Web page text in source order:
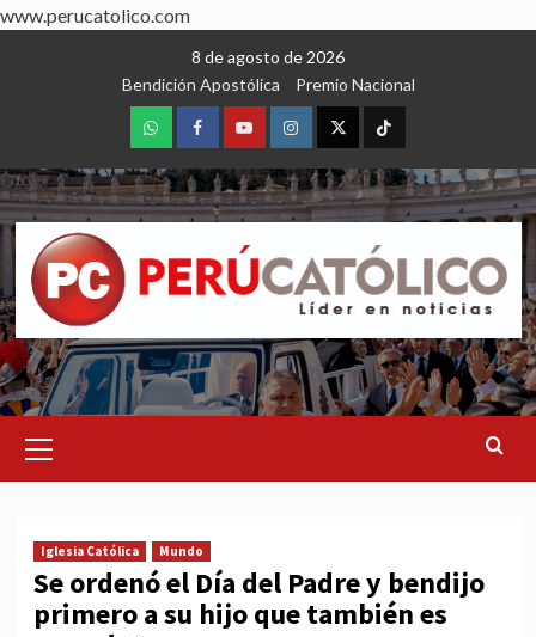
www.perucatolico.com
8 de agosto de 2026
Bendición Apostólica
Premio Nacional
WhatsAppFacebookYoutubeInstagram
X TikTok
Menu
Iglesia Católica Mundo
Se ordenó el Día del Padre y bendijo
primero a su hijo que también es